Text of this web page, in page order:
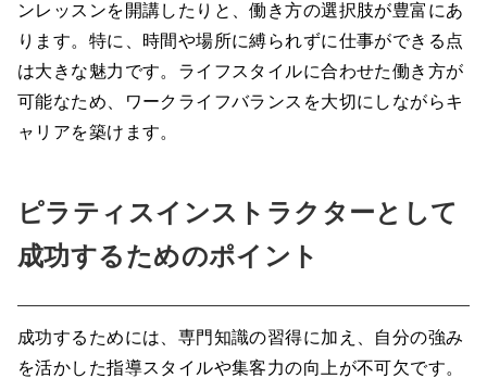
ンレッスンを開講したりと、働き方の選択肢が豊富にあ
ります。特に、時間や場所に縛られずに仕事ができる点
は大きな魅力です。ライフスタイルに合わせた働き方が
可能なため、ワークライフバランスを大切にしながらキ
ャリアを築けます。
ピラティスインストラクターとして
成功するためのポイント
成功するためには、専門知識の習得に加え、自分の強み
を活かした指導スタイルや集客力の向上が不可欠です。